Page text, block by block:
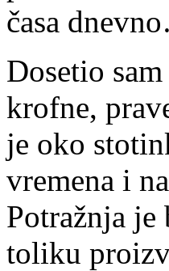
časa
Dosetio
krofne,
je oko
vremena i
Potražnja
toliku